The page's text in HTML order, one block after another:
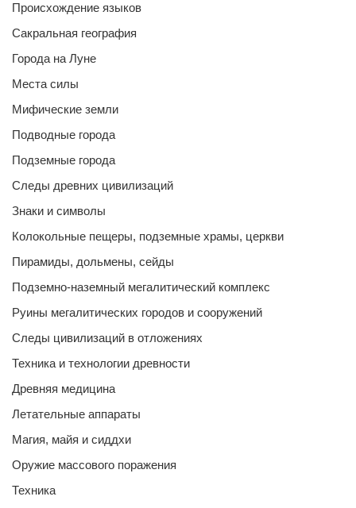
Происхождение языков
Сакральная география
Города на Луне
Места силы
Мифические земли
Подводные города
Подземные города
Следы древних цивилизаций
Знаки и символы
Колокольные пещеры, подземные храмы, церкви
Пирамиды, дольмены, сейды
Подземно-наземный мегалитический комплекс
Руины мегалитических городов и сооружений
Следы цивилизаций в отложениях
Техника и технологии древности
Древняя медицина
Летательные аппараты
Магия, майя и сиддхи
Оружие массового поражения
Техника